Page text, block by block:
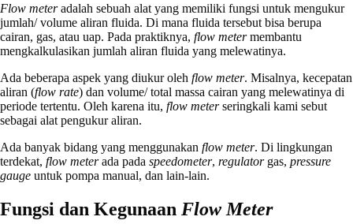
Flow meteradalah sebuah alat yang memiliki fungsi untuk mengukur
jumlah/ volume aliran fluida. Di mana fluida tersebut bisa berupa
cairan, gas, atau uap. Pada praktiknya, flow metermembantu
mengkalkulasikan jumlah aliran fluida yang melewatinya.
Ada beberapa aspek yang diukur oleh flow meter. Misalnya, kecepatan
aliran (flow rate) dan volume/ total massa cairan yang melewatinya di
periode tertentu. Oleh karena itu, flow meterseringkali kami sebut
sebagai alat pengukur aliran.
Ada banyak bidang yang menggunakan flow meter. Di lingkungan
terdekat, flow meterada pada speedometer, regulatorgas, pressure
gauge untuk pompa manual, dan lain-lain.
Fungsi dan Kegunaan Flow Meter